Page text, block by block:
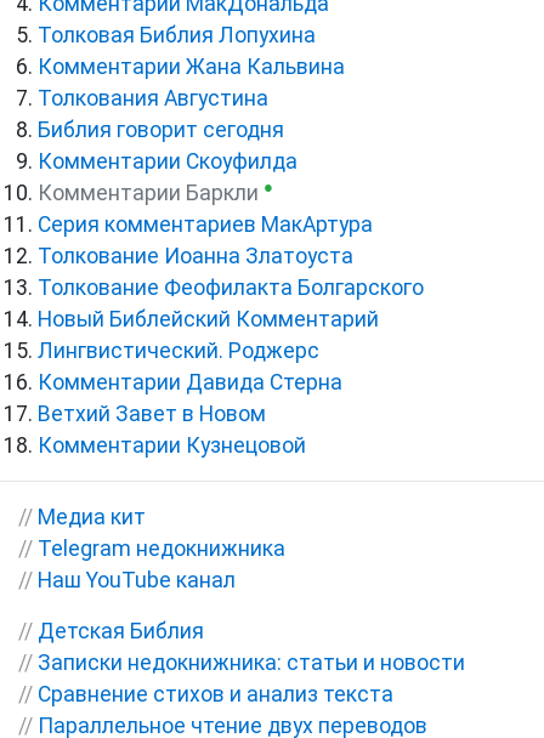
Толковая Библия Лопухина
Комментарии Жана Кальвина
Толкования Августина
Библия говорит сегодня
Комментарии Скоуфилда
Комментарии Баркли ●
Серия комментариев МакАртура
Толкование Иоанна Златоуста
Толкование Феофилакта Болгарского
Новый Библейский Комментарий
Лингвистический. Роджерс
Комментарии Давида Стерна
Ветхий Завет в Новом
Комментарии Кузнецовой
// Медиа кит
// Telegram недокнижника
// Наш YouTube канал
// Детская Библия
// Записки недокнижника: статьи и новости
// Сравнение стихов и анализ текста
// Параллельное чтение двух переводов